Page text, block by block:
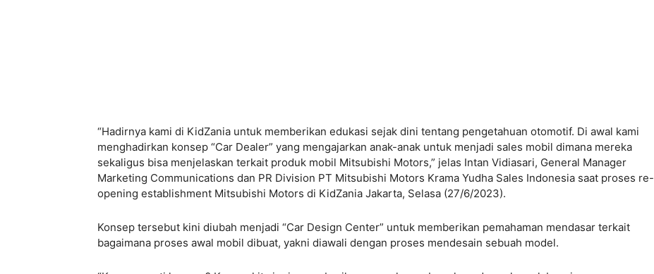
“Hadirnya kami di KidZania untuk memberikan edukasi sejak dini tentang pengetahuan otomotif. Di awal kami
menghadirkan konsep “Car Dealer” yang mengajarkan anak-anak untuk menjadi sales mobil dimana mereka
sekaligus bisa menjelaskan terkait produk mobil Mitsubishi Motors,” jelas Intan Vidiasari, General Manager
Marketing Communications dan PR Division PT Mitsubishi Motors Krama Yudha Sales Indonesia saat proses re-
opening establishment Mitsubishi Motors di KidZania Jakarta, Selasa (27/6/2023).
Konsep tersebut kini diubah menjadi “Car Design Center” untuk memberikan pemahaman mendasar terkait
bagaimana proses awal mobil dibuat, yakni diawali dengan proses mendesain sebuah model.